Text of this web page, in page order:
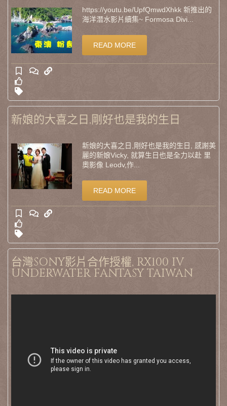
https://youtu.be/UpfQmwdXhkk 新推出的
海洋潛水影片續集~ Formosa Divi...
READ MORE
新娘的大喜之日,剛好也是我的生日
新娘的大喜之日,剛好也是我的生日, 感謝美
麗的新娘Vicky, 就算生日也是全力以赴 里
奧影像 Leodv,作...
READ MORE
台灣SONY影片合作授權, RX100 IV
UNDERWATER FANTASY TAIWAN